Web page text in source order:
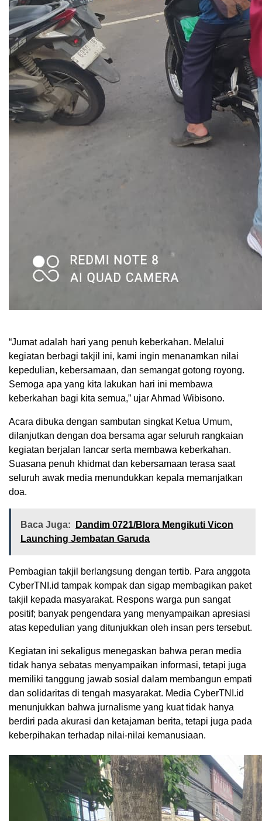
“Jumat adalah hari yang penuh keberkahan. Melalui
kegiatan berbagi takjil ini, kami ingin menanamkan nilai
kepedulian, kebersamaan, dan semangat gotong royong.
Semoga apa yang kita lakukan hari ini membawa
keberkahan bagi kita semua,” ujar Ahmad Wibisono.
Acara dibuka dengan sambutan singkat Ketua Umum,
dilanjutkan dengan doa bersama agar seluruh rangkaian
kegiatan berjalan lancar serta membawa keberkahan.
Suasana penuh khidmat dan kebersamaan terasa saat
seluruh awak media menundukkan kepala memanjatkan
doa.
Baca Juga:
Dandim 0721/Blora Mengikuti Vicon
Launching Jembatan Garuda
Pembagian takjil berlangsung dengan tertib. Para anggota
CyberTNI.id tampak kompak dan sigap membagikan paket
takjil kepada masyarakat. Respons warga pun sangat
positif; banyak pengendara yang menyampaikan apresiasi
atas kepedulian yang ditunjukkan oleh insan pers tersebut.
Kegiatan ini sekaligus menegaskan bahwa peran media
tidak hanya sebatas menyampaikan informasi, tetapi juga
memiliki tanggung jawab sosial dalam membangun empati
dan solidaritas di tengah masyarakat. Media CyberTNI.id
menunjukkan bahwa jurnalisme yang kuat tidak hanya
berdiri pada akurasi dan ketajaman berita, tetapi juga pada
keberpihakan terhadap nilai-nilai kemanusiaan.